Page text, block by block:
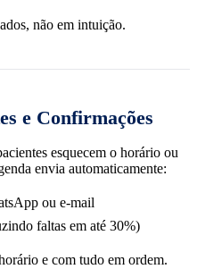
não em intuição.
e Confirmações
esquecem o horário ou
envia automaticamente:
ou e-mail
faltas em até 30%)
e com tudo em ordem.